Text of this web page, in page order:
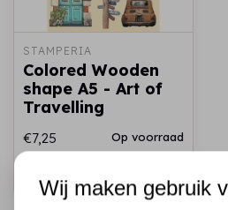
STAMPERIA
Colored Wooden
shape A5 - Art of
Travelling
€7,25 Op voorraad
Wij maken gebruik